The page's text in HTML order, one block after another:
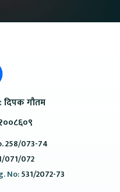
दिपक गौतम
258/073-74
071/072
No:531/2072-73